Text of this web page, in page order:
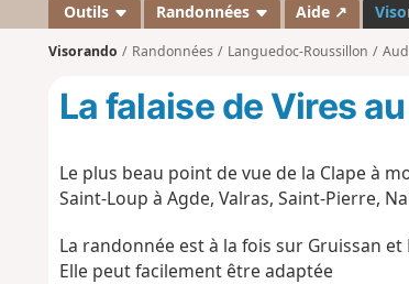
Outils Randonnées Aide ↗ Viso
Visorando Randonnées Languedoc-Roussillon
La falaise de Vires
Le plus beau point de vue de la Clape à
Saint-Loup à Agde, Valras, Saint-Pierre,
La randonnée est à la fois sur Gruissan
Elle peut facilement être adaptée